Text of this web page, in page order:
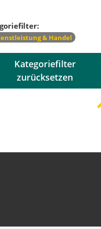
& Handel
Kategoriefilter
zurücksetzen